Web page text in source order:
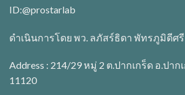
ID:@prostarlab
ดำเนินการโดย พว. ลภัสร์ธิดา พัทรภูมิดีศรี
Address : 214/29 หมู่ 2 ต.ปากเกร็ด อ.ปา
11120